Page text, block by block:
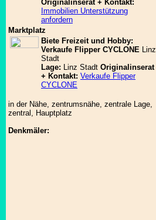
Originalinserat + Kontakt:
Immobilien Unterstützung
anfordern
Marktplatz
Biete Freizeit und Hobby:
Verkaufe Flipper CYCLONE
Linz
Stadt
Lage: Linz Stadt Originalinserat
+ Kontakt: Verkaufe Flipper
CYCLONE
in der Nähe, zentrumsnähe, zentrale Lage,
zentral, Hauptplatz
Denkmäler: